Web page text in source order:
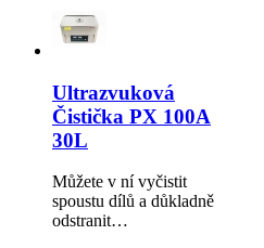
Ultrazvuková
Čistička PX 100A
30L
Můžete v ní vyčistit
spoustu dílů a důkladně
odstranit…